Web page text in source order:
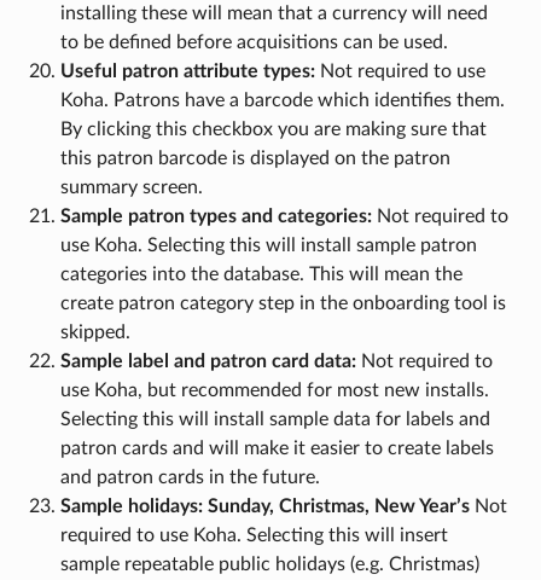
installing these will mean that a currency will need
to be defined before acquisitions can be used.
Useful patron attribute types:Not required to use
Koha. Patrons have a barcode which identifies them.
By clicking this checkbox you are making sure that
this patron barcode is displayed on the patron
summary screen.
Sample patron types and categories:Not required to
use Koha. Selecting this will install sample patron
categories into the database. This will mean the
create patron category step in the onboarding tool is
skipped.
Sample label and patron card data:Not required to
use Koha, but recommended for most new installs.
Selecting this will install sample data for labels and
patron cards and will make it easier to create labels
and patron cards in the future.
Sample holidays: Sunday, Christmas, New Year’sNot
required to use Koha. Selecting this will insert
sample repeatable public holidays (e.g. Christmas)